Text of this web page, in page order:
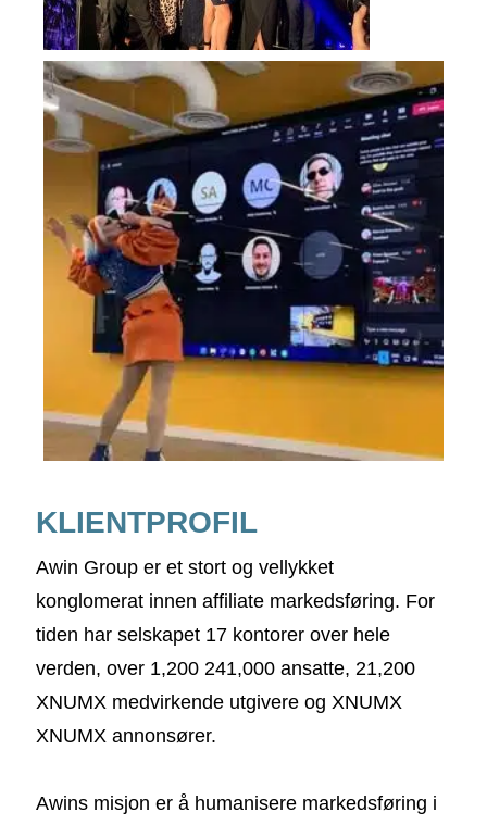
KLIENTPROFIL
Awin Group er et stort og vellykket
konglomerat innen affiliate markedsføring. For
tiden har selskapet 17 kontorer over hele
verden, over 1,200 241,000 ansatte, 21,200
XNUMX medvirkende utgivere og XNUMX
XNUMX annonsører.
Awins misjon er å humanisere markedsføring i